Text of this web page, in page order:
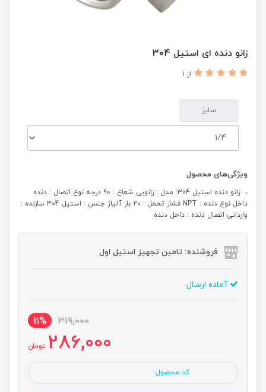
زانو دنده ای استیل 304
از 1
سایز
ویژگی‌های محصول
زانو دنده استیل 304: مدل : زانویی شعاع : 90 درجه نوع اتصال : دنده
داخل نوع دنده : NPT فشار تحمل : 20 بار آلیاژ جنس : استیل 304 سازنده :
وارداتی اتصال دنده : داخل دنده
فروشنده: تامین تجهیز استیل اول
آماده ارسال
319,000
11%
286,000 تومان
کد محصول: